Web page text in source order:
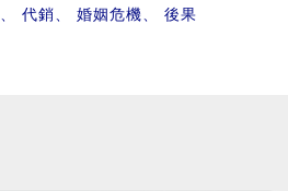
、 代銷、 婚姻危機、 後果